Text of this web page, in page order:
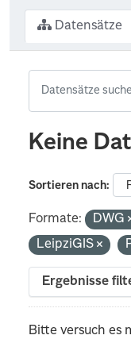
Datensätze
Keine
Sortieren nach
Formate: DWG
LeipziGIS
Ergebnisse
Bitte versuch es